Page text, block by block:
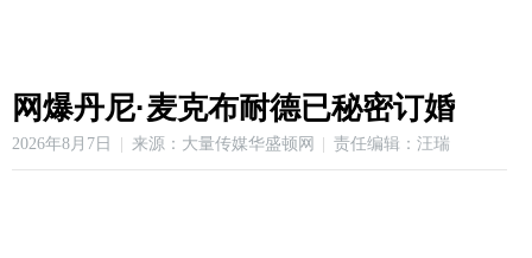
网爆丹尼·麦克布耐德已秘密订婚
2026年8月7日 来源：大量传媒华盛顿网 责任编辑：汪瑞